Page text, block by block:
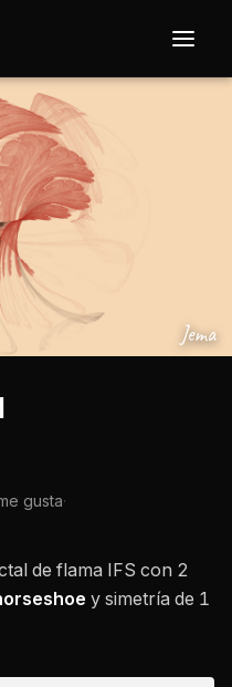
Jema
gusta·
de flama IFS con 2
y simetría de 1